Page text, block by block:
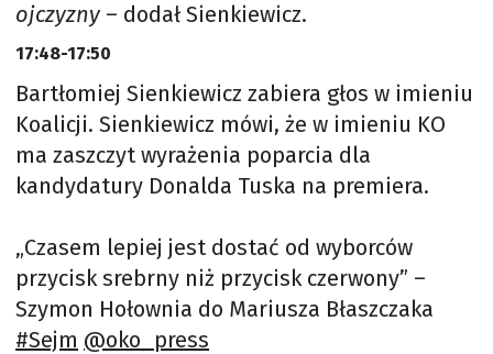
ojczyzny – dodał Sienkiewicz.
17:48-17:50
Bartłomiej Sienkiewicz zabiera głos w imieniu
Koalicji. Sienkiewicz mówi, że w imieniu KO
ma zaszczyt wyrażenia poparcia dla
kandydatury Donalda Tuska na premiera.
„Czasem lepiej jest dostać od wyborców
przycisk srebrny niż przycisk czerwony” –
Szymon Hołownia do Mariusza Błaszczaka
#Sejm @oko_press